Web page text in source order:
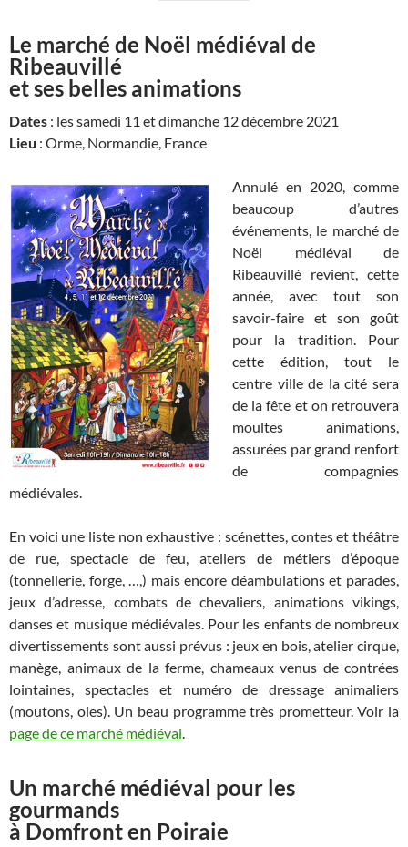
Le marché de Noël médiéval de
Ribeauvillé
et ses belles animations
Dates : les samedi 11 et dimanche 12 décembre 2021
Lieu : Orme, Normandie, France
Annulé en 2020, comme
beaucoup d’autres
événements, le marché de
Noël médiéval de
Ribeauvillé revient, cette
année, avec tout son
savoir-faire et son goût
pour la tradition. Pour
cette édition, tout le
centre ville de la cité sera
de la fête et on retrouvera
moultes animations,
assurées par grand renfort
de compagnies
médiévales.
En voici une liste non exhaustive : scénettes, contes et théâtre
de rue, spectacle de feu, ateliers de métiers d’époque
(tonnellerie, forge, …,) mais encore déambulations et parades,
jeux d’adresse, combats de chevaliers, animations vikings,
danses et musique médiévales. Pour les enfants de nombreux
divertissements sont aussi prévus : jeux en bois, atelier cirque,
manège, animaux de la ferme, chameaux venus de contrées
lointaines, spectacles et numéro de dressage animaliers
(moutons, oies). Un beau programme très prometteur. Voir la
page de ce marché médiéval.
Un marché médiéval pour les
gourmands
à Domfront en Poiraie